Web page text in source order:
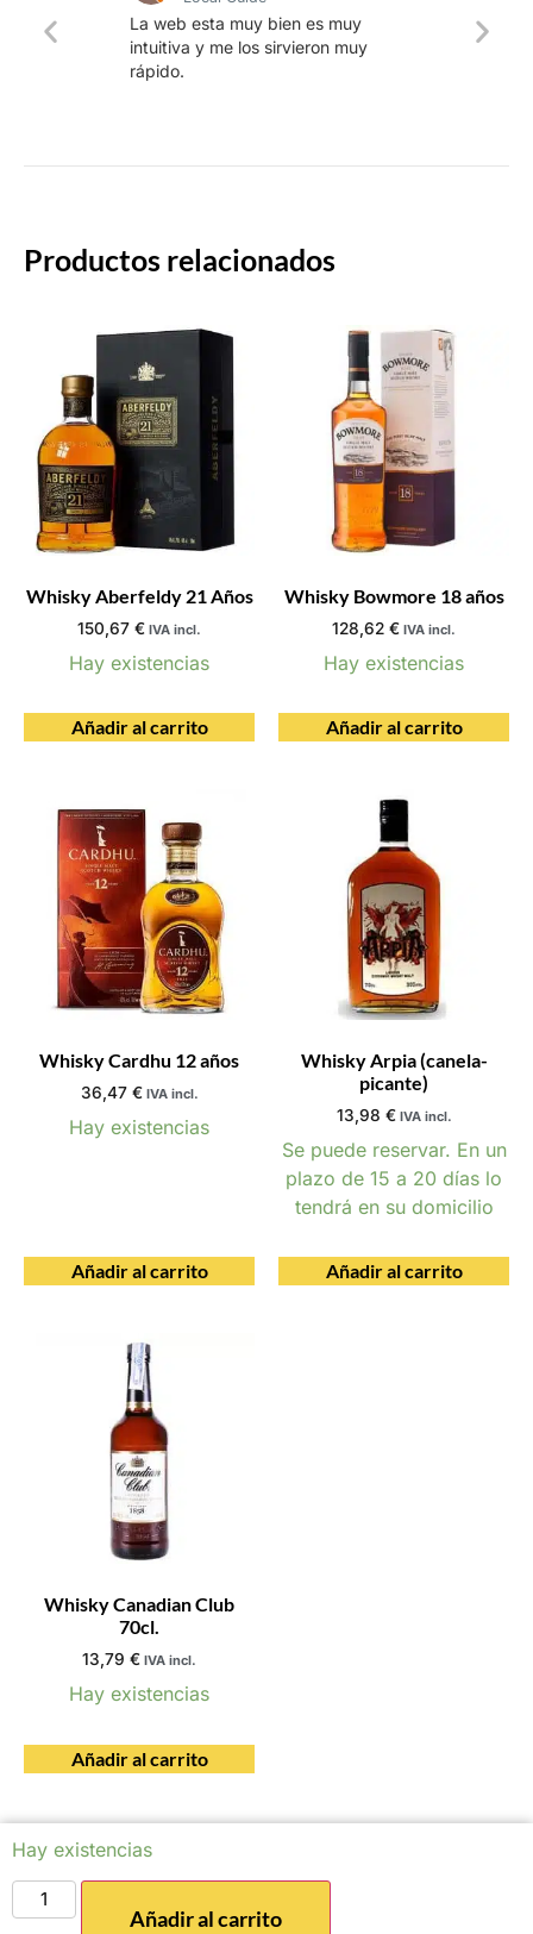
La web esta muy bien es muy
intuitiva y me los sirvieron muy
rápido.
Productos relacionados
Whisky Aberfeldy 21 Años
150,67 € IVA incl.
Hay existencias
Añadir al carrito
Whisky Bowmore 18 años
128,62 € IVA incl.
Hay existencias
Añadir al carrito
Whisky Cardhu 12 años
36,47 € IVA incl.
Hay existencias
Añadir al carrito
Whisky Arpia (canela-
picante)
13,98 € IVA incl.
Se puede reservar. En un
plazo de 15 a 20 días lo
tendrá en su domicilio
Añadir al carrito
Whisky Canadian Club
70cl.
13,79 € IVA incl.
Hay existencias
Añadir al carrito
Hay existencias
Añadir al carrito